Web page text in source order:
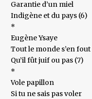
Garantie d’un miel
Indigène et du pays (6)
*
Eugène Ysaye
Tout le monde s’en fout
Qu’il fût juif ou pas (7)
*
Vole papillon
Si tu ne sais pas voler